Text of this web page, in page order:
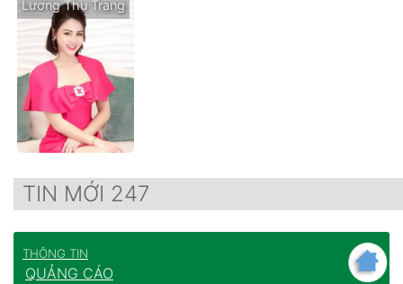
Lương Thu Trang
TIN MỚI 247
THÔNG TIN
QUẢNG CÁO